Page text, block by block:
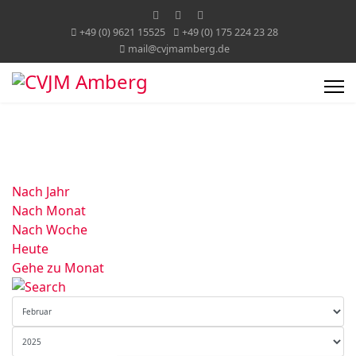
+49 (0) 9621 15525
+49 (0) 175 224 23 28
mail@cvjmamberg.de
Nach Jahr
Nach Monat
Nach Woche
Heute
Gehe zu Monat